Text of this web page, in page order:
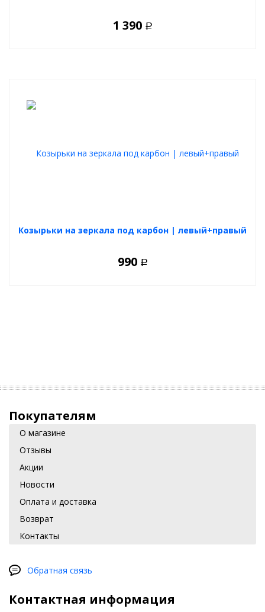
1 390 Р
Козырьки на зеркала под карбон | левый+правый
990 Р
Покупателям
О магазине
Отзывы
Акции
Новости
Оплата и доставка
Возврат
Контакты
Обратная связь
Контактная информация